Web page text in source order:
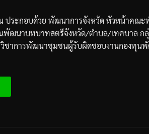
ประกอบด้วย พัฒนาการจังหวัดหัวหน้าคณะ
พัฒนาบทบาทสตรีจังหวัด/ตำบล/เทศบาล ก
ชาการพัฒนาชุมชนผู้รับผิดชอบงานกองทุน